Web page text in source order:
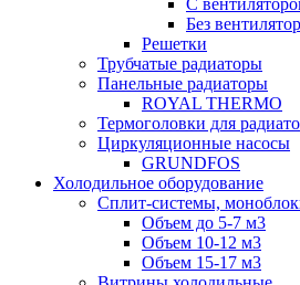
С
Без
Решетки
Трубчатые радиаторы
Панельные радиаторы
ROYAL THERMO
Термоголовки для
Циркуляционные насосы
GRUNDFOS
Холодильное оборудование
Сплит-системы,
Объем до 5-7 м3
Объем 10-12 м3
Объем 15-17 м3